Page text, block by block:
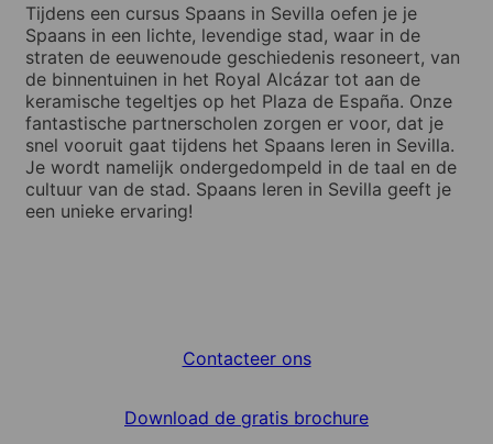
Tijdens een cursus Spaans in Sevilla oefen je je
Spaans in een lichte, levendige stad, waar in de
straten de eeuwenoude geschiedenis resoneert, van
de binnentuinen in het Royal Alcázar tot aan de
keramische tegeltjes op het Plaza de España. Onze
fantastische partnerscholen zorgen er voor, dat je
snel vooruit gaat tijdens het Spaans leren in Sevilla.
Je wordt namelijk ondergedompeld in de taal en de
cultuur van de stad. Spaans leren in Sevilla geeft je
een unieke ervaring!
Contacteer ons
Download de gratis brochure